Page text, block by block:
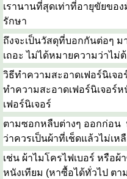
เรานานที่สุดเท่าที่อายุขัยขอ
รักษา
ถึงจะเป็นวัสดุที่บอกกันต่อๆ ม
เถอะ ไม่ได้หมายความว่าไม่
วิธีทำความสะอาดเฟอร์นิเจ
ทำความสะอาดเฟอร์นิเจอร์
เฟอร์นิเจอร์
ตามซอกหลืบต่างๆ ออกก่อน
ว่าควรเป็นผ้าที่เช็ดแล้วไม่เห
เช่น ผ้าไมโครไฟเบอร์ หรือ
หนังเทียม (หาซื้อได้ทั่วไป ตา